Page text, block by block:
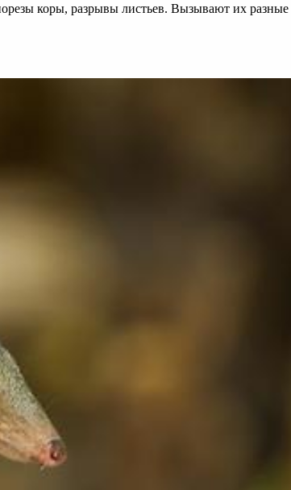
коры, разрывы листьев. Вызывают их